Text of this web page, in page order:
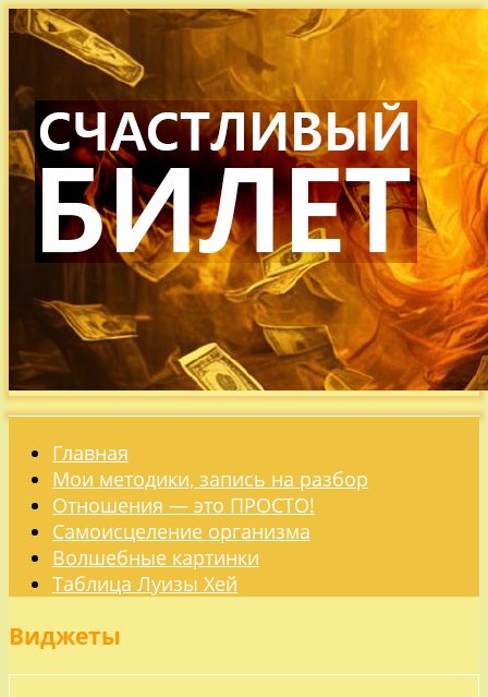
Главная
Мои методики, запись на разбор
Отношения — это ПРОСТО!
Самоисцеление организма
Волшебные картинки
Таблица Луизы Хей
Виджеты